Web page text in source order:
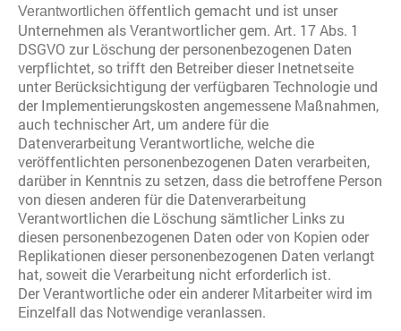
Verantwortlichen öffentlich gemacht und ist unser
Unternehmen als Verantwortlicher gem. Art. 17 Abs. 1
DSGVO zur Löschung der personenbezogenen Daten
verpflichtet, so trifft den Betreiber dieser Inetnetseite
unter Berücksichtigung der verfügbaren Technologie und
der Implementierungskosten angemessene Maßnahmen,
auch technischer Art, um andere für die
Datenverarbeitung Verantwortliche, welche die
veröffentlichten personenbezogenen Daten verarbeiten,
darüber in Kenntnis zu setzen, dass die betroffene Person
von diesen anderen für die Datenverarbeitung
Verantwortlichen die Löschung sämtlicher Links zu
diesen personenbezogenen Daten oder von Kopien oder
Replikationen dieser personenbezogenen Daten verlangt
hat, soweit die Verarbeitung nicht erforderlich ist.
Der Verantwortliche oder ein anderer Mitarbeiter wird im
Einzelfall das Notwendige veranlassen.